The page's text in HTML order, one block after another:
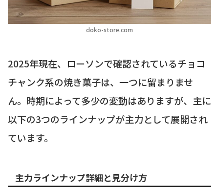
doko-store.com
2025年現在、ローソンで確認されているチョコ
チャンク系の焼き菓子は、一つに留まりませ
ん。時期によって多少の変動はありますが、主に
以下の3つのラインナップが主力として展開され
ています。
主力ラインナップ詳細と見分け方